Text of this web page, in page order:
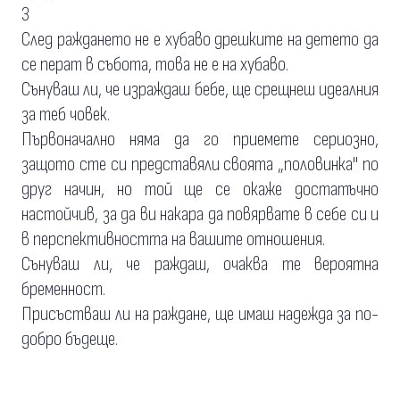
3
След раждането не е хубаво дрешките на детето да
се перат в събота, това не е на хубаво.
Сънуваш ли, че израждаш бебе, ще срещнеш идеалния
за теб човек.
Първоначално няма да го приемете сериозно,
защото сте си представяли своята „половинка" по
друг начин, но той ще се окаже достатъчно
настойчив, за да ви накара да повярвате в себе си и
в перспективността на вашите отношения.
Сънуваш ли, че раждаш, очаква те вероятна
бременност.
Присъстваш ли на раждане, ще имаш надежда за по-
добро бъдеще.